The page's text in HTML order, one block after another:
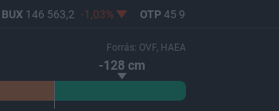
BUX146 563,2 -1,03% OTP 45 900
Forrás: OVF, HAEA
-128 cm